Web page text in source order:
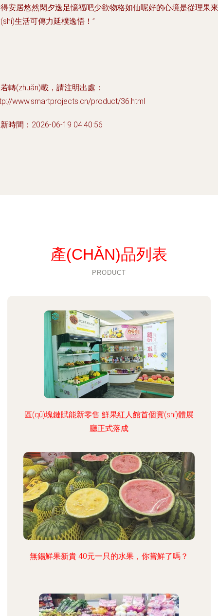
安居悠然閑夕逸足憶福吧少欲物格如仙呢好的心境是從理果來
生活可傳力延樸逸悟！”
轉(zhuǎn)載，請注明出處：
www.smartprojects.cn/product/36.html
時間：2026-06-19 04:40:56
產(CHǍN)品列表
PRODUCT
區(qū)塊鏈賦能新零售 鮮果紅人館首個實(shí)體展
廳正式落成
無錫鮮果新貴 40元一只的水果，你嘗鮮了嗎？